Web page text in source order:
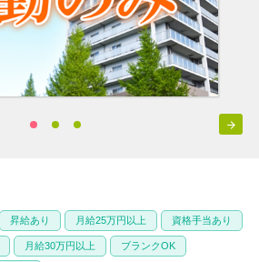

昇給あり 月給25万円以上 資格手当あり
月給30万円以上 ブランクOK